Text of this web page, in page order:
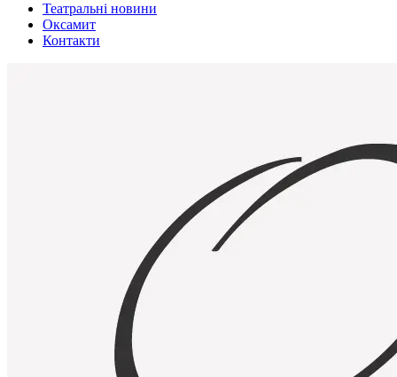
Театральні новини
Оксамит
Контакти